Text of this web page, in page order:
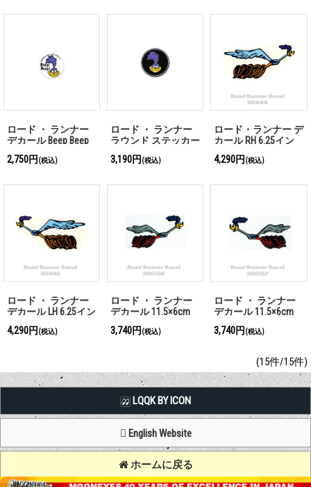
ロード ・ ランナー
デカール Beep Beep
Inside
2,750円 (税込)
ロード ・ ランナー
ラウンド ステッカー
ブラック
3,190円 (税込)
ロード・ランナー デ
カール RH 6.25イン
チ
4,290円 (税込)
ロード ・ ランナー
デカール LH 6.25イン
4,290円(税込)
ロード ・ ランナー
デカール 11.5×6cm
3,740円(税込)
ロード ・ ランナー
デカール 11.5×6cm
3,740円(税込)
(15件/15件)
LQQK BY ICON
English Website
ホームに戻る